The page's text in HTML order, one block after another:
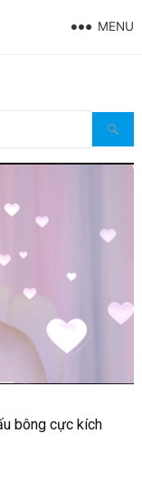
MENU
bông cực kích